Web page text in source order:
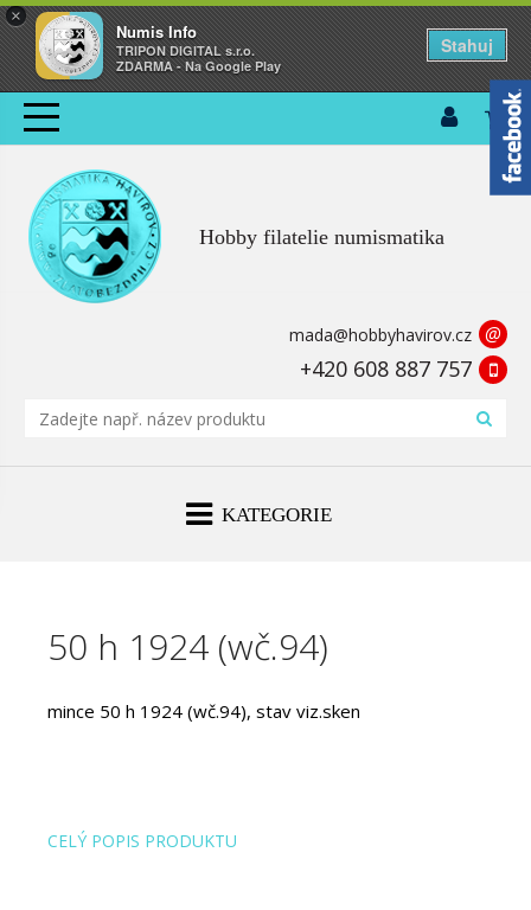
×
Numis Info
TRIPON DIGITAL s.r.o.
ZDARMA - Na Google Play
Stahuj
Hobby filatelie numismatika
mada@hobbyhavirov.cz @
+420 608 887 757
KATEGORIE
50 h 1924 (wč.94)
mince 50 h 1924 (wč.94), stav viz.sken
CELÝ POPIS PRODUKTU